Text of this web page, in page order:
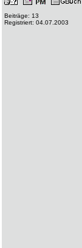
Beiträge: 13
Registriert: 04.07.2003